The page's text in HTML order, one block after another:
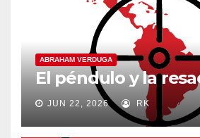
ABRAHAM VERDUGA
El péndulo y la
JUN 22, 2026 RK